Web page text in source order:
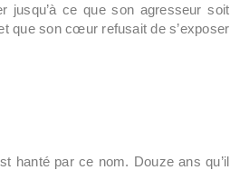
jusqu’à ce que son agresseur soit
que son cœur refusait de s’exposer
hanté par ce nom. Douze ans qu’il